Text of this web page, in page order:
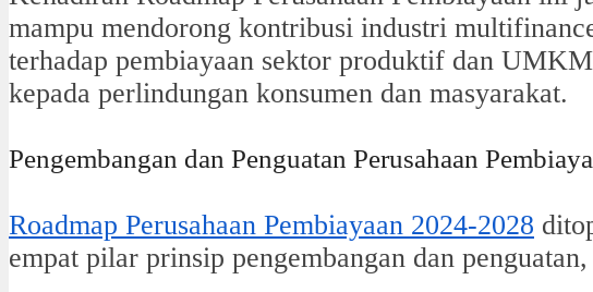
mampu mendorong kontribusi industri
terhadap pembiayaan sektor produktif dan
kepada perlindungan konsumen dan masyarakat.
Pengembangan dan Penguatan Perusahaan
Roadmap Perusahaan Pembiayaan 2024-2028
empat pilar prinsip pengembangan dan